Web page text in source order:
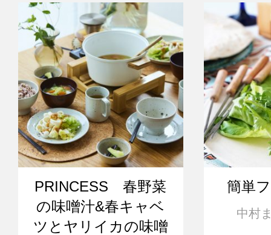
PRINCESS 春野菜
の味噌汁&春キャベ
ツとヤリイカの味噌
簡単
中村